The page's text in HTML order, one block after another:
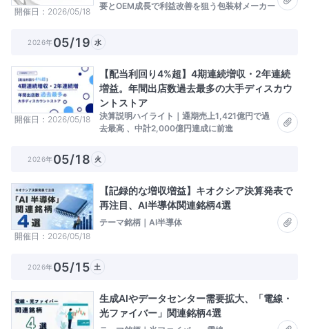
開催日 2026/05/18
要とOEM成長で利益改善を狙う包装材メーカー
2026年05/19 水
開催日 2026/05/18
【配当利回り4%超】4期連続増収・2年連続
増益。年間出店数過去最多の大手ディスカウ
ントストア
決算説明ハイライト｜通期売上1,421億円で過
去最高 、中計2,000億円達成に前進
2026年05/18 火
開催日 2026/05/18
【記録的な増収増益】キオクシア決算発表で
再注目、AI半導体関連銘柄4選
テーマ銘柄｜AI半導体
2026年05/15 土
生成AIやデータセンター需要拡大、「電線・
光ファイバー」関連銘柄4選